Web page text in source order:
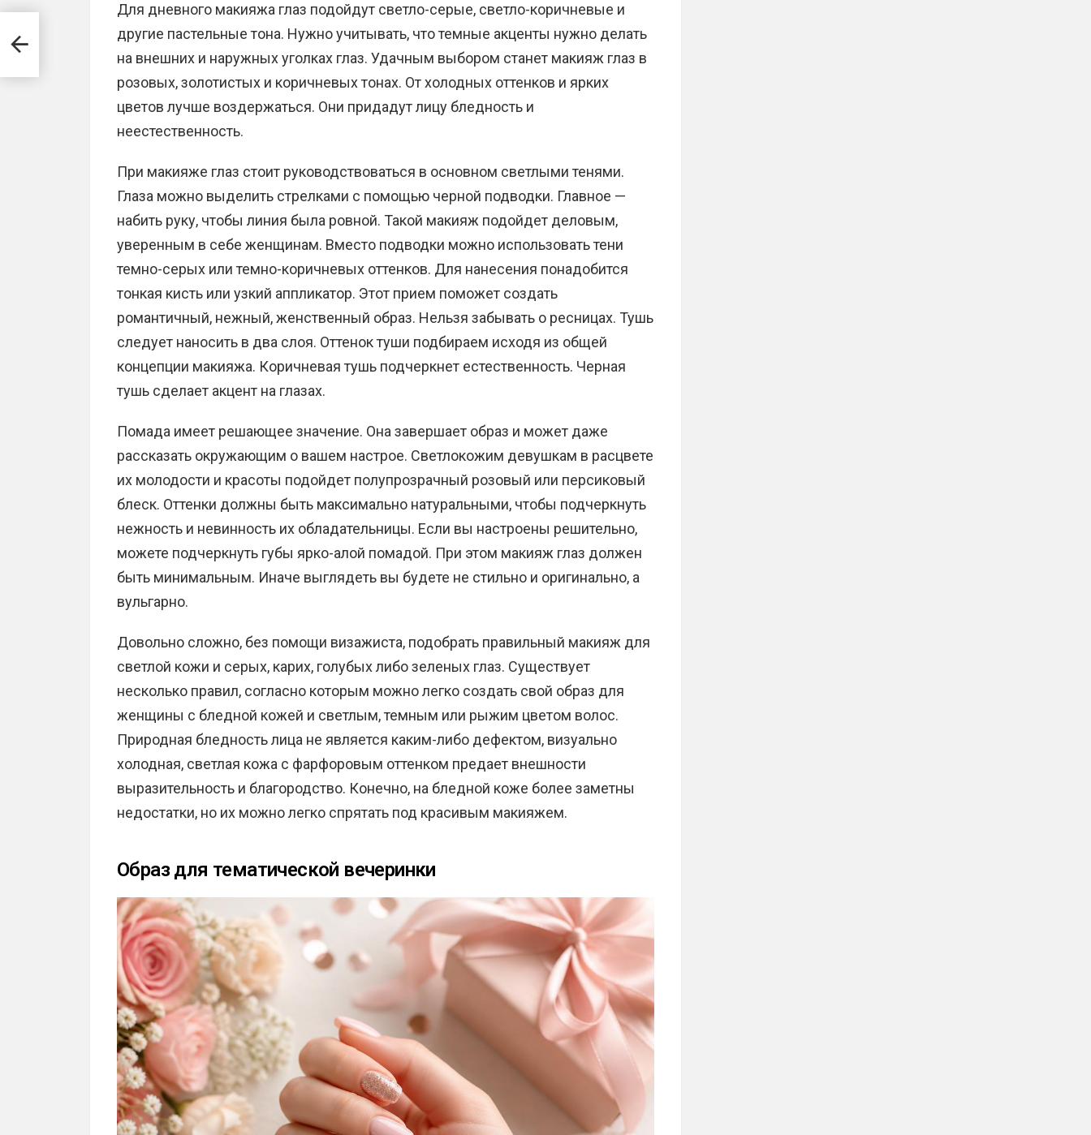
Для дневного макияжа глаз подойдут светло-серые, светло-коричневые и
другие пастельные тона. Нужно учитывать, что темные акценты нужно делать
на внешних и наружных уголках глаз. Удачным выбором станет макияж глаз в
розовых, золотистых и коричневых тонах. От холодных оттенков и ярких
цветов лучше воздержаться. Они придадут лицу бледность и
неестественность.
При макияже глаз стоит руководствоваться в основном светлыми тенями.
Глаза можно выделить стрелками с помощью черной подводки. Главное —
набить руку, чтобы линия была ровной. Такой макияж подойдет деловым,
уверенным в себе женщинам. Вместо подводки можно использовать тени
темно-серых или темно-коричневых оттенков. Для нанесения понадобится
тонкая кисть или узкий аппликатор. Этот прием поможет создать
романтичный, нежный, женственный образ. Нельзя забывать о ресницах. Тушь
следует наносить в два слоя. Оттенок туши подбираем исходя из общей
концепции макияжа. Коричневая тушь подчеркнет естественность. Черная
тушь сделает акцент на глазах.
Помада имеет решающее значение. Она завершает образ и может даже
рассказать окружающим о вашем настрое. Светлокожим девушкам в расцвете
их молодости и красоты подойдет полупрозрачный розовый или персиковый
блеск. Оттенки должны быть максимально натуральными, чтобы подчеркнуть
нежность и невинность их обладательницы. Если вы настроены решительно,
можете подчеркнуть губы ярко-алой помадой. При этом макияж глаз должен
быть минимальным. Иначе выглядеть вы будете не стильно и оригинально, а
вульгарно.
Довольно сложно, без помощи визажиста, подобрать правильный макияж для
светлой кожи и серых, карих, голубых либо зеленых глаз. Существует
несколько правил, согласно которым можно легко создать свой образ для
женщины с бледной кожей и светлым, темным или рыжим цветом волос.
Природная бледность лица не является каким-либо дефектом, визуально
холодная, светлая кожа с фарфоровым оттенком предает внешности
выразительность и благородство. Конечно, на бледной коже более заметны
недостатки, но их можно легко спрятать под красивым макияжем.
Образ для тематической вечеринки